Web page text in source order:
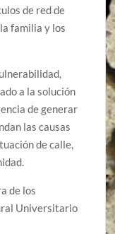
de red de
familia y los
a la solución
de generar
las causas
de calle,
de los
Universitario